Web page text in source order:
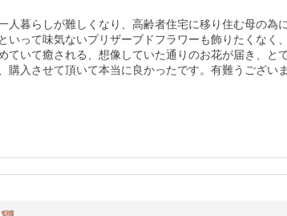
人暮らしが難しくなり、高齢者住宅に移り住む母の為
いって味気ないプリザーブドフラワーも飾りたくなく
ていて癒される、想像していた通りのお花が届き、と
購入させて頂いて本当に良かったです。有難うございま